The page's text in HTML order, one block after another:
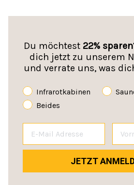
Du möchtest 22%
dich jetzt zu unserem
und verrate uns, was
Infrarotkabinen
Beides
JETZT